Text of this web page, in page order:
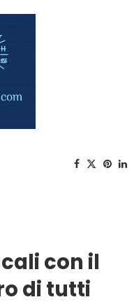
con il
di tutti